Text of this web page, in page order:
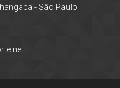
- São Paulo